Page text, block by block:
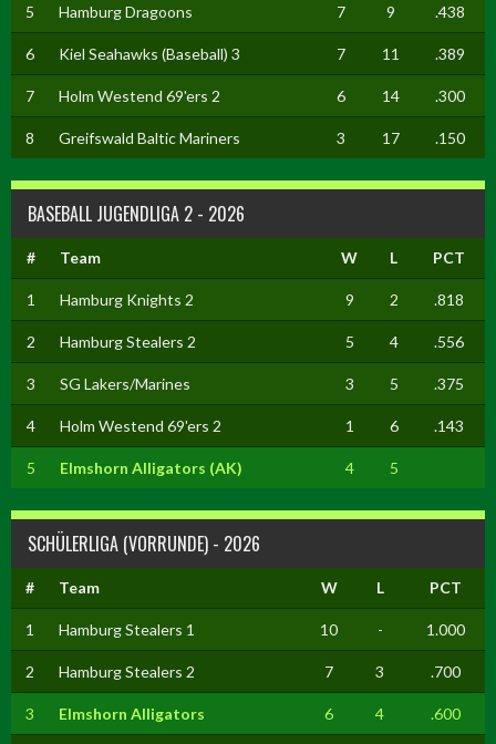
5 Hamburg Dragoons 7 9 .438
6 Kiel Seahawks (Baseball) 3 7 11 .389
7 Holm Westend 69'ers 2 6 14 .300
8 Greifswald Baltic Mariners 3 17 .150
BASEBALL JUGENDLIGA 2 - 2026
# Team W L PCT
1 Hamburg Knights 2 9 2 .818
2 Hamburg Stealers 2 5 4 .556
3 SG Lakers/Marines 3 5 .375
4 Holm Westend 69'ers 2 1 6 .143
5 Elmshorn Alligators (AK) 4 5
SCHÜLERLIGA (VORRUNDE) - 2026
# Team W L PCT
1 Hamburg Stealers 1 10 - 1.000
2 Hamburg Stealers 2 7 3 .700
3 Elmshorn Alligators 6 4 .600